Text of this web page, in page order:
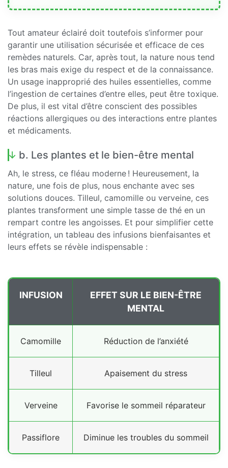
Tout amateur éclairé doit toutefois s’informer pour
garantir une utilisation sécurisée et efficace de ces
remèdes naturels. Car, après tout, la nature nous tend
les bras mais exige du respect et de la connaissance.
Un usage inapproprié des huiles essentielles, comme
l’ingestion de certaines d’entre elles, peut être toxique.
De plus, il est vital d’être conscient des possibles
réactions allergiques ou des interactions entre plantes
et médicaments.
b. Les plantes et le bien-être mental
Ah, le stress, ce fléau moderne ! Heureusement, la
nature, une fois de plus, nous enchante avec ses
solutions douces. Tilleul, camomille ou verveine, ces
plantes transforment une simple tasse de thé en un
rempart contre les angoisses. Et pour simplifier cette
intégration, un tableau des infusions bienfaisantes et
leurs effets se révèle indispensable :
INFUSION
EFFET SUR LE BIEN-ÊTRE
MENTAL
Camomille Réduction de l’anxiété
Tilleul Apaisement du stress
Verveine Favorise le sommeil réparateur
Passiflore Diminue les troubles du sommeil